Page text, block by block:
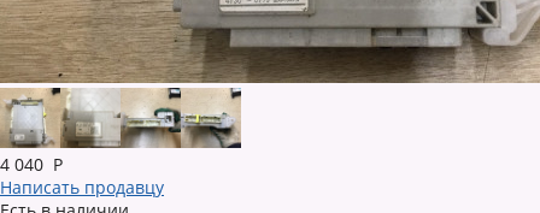
4 040 Р
Написать продавцу